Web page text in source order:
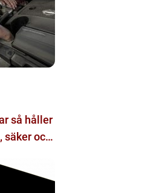
säker och